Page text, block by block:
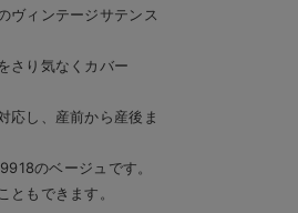
ヴィンテージサテンス
さり気なくカバー
応し、産前から産後ま
のベージュです。
もできます。